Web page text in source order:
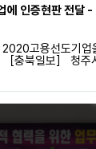
에 인증현판 전달
고용선도기업
충북일보］ 청주